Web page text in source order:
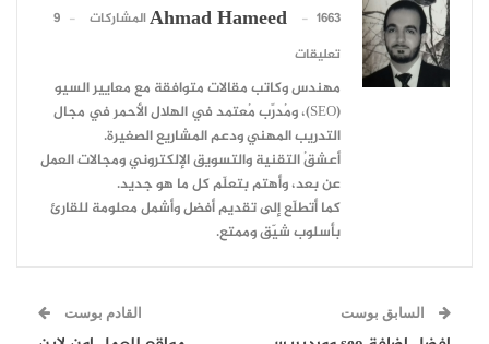
Ahmad Hameed 1663 المشاركات
9
تعليقات
مهندس وكاتب مقالات متوافقة مع معايير السيو
(SEO)، ومُدرِّب مُعتمد في الهلال الأحمر في مجال
التدريب المهني ودعم المشاريع الصغيرة.
أعشقُ التقنية والتسويق الإلكتروني ومجالات العمل
عن بعد، وأهتم بتعلّم كل ما هو جديد.
كما أتطلّع إلى تقديم أفضل وأشمل معلومة للقارئ
بأسلوب شيّق وممتع.
السابق بوست القادم بوست